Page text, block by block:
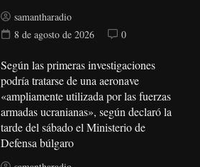
samantharadio
8 de agosto de 2026
0
Según las primeras investigaciones
podría tratarse de una aeronave
«ampliamente utilizada por las fuerzas
armadas ucranianas», según declaró la
tarde del sábado el Ministerio de
Defensa búlgaro